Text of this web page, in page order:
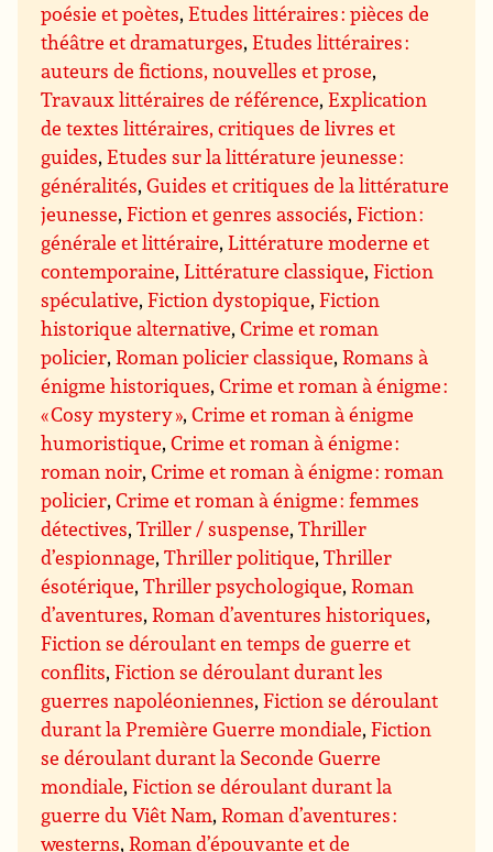
poésie et poètes,Etudes littéraires : pièces de
théâtre et dramaturges,Etudes littéraires :
auteurs de fictions, nouvelles et prose,
Travaux littéraires de référence,Explication
de textes littéraires, critiques de livres et
guides,Etudes sur la littérature jeunesse :
généralités,Guides et critiques de la littérature
jeunesse,Fiction et genres associés,Fiction :
générale et littéraire,Littérature moderne et
contemporaine,Littérature classique,Fiction
spéculative,Fiction dystopique,Fiction
historique alternative,Crime et roman
policier,Roman policier classique,Romans à
énigme historiques,Crime et roman à énigme :
« Cosy mystery »,Crime et roman à énigme
humoristique,Crime et roman à énigme :
roman noir,Crime et roman à énigme : roman
policier,Crime et roman à énigme : femmes
détectives,Triller / suspense,Thriller
d’espionnage,Thriller politique,Thriller
ésotérique,Thriller psychologique,Roman
d’aventures,Roman d’aventures historiques,
Fiction se déroulant en temps de guerre et
conflits,Fiction se déroulant durant les
guerres napoléoniennes,Fiction se déroulant
durant la Première Guerre mondiale,Fiction
se déroulant durant la Seconde Guerre
mondiale,Fiction se déroulant durant la
guerre du Viêt Nam,Roman d’aventures :
westerns,Roman d’épouvante et de